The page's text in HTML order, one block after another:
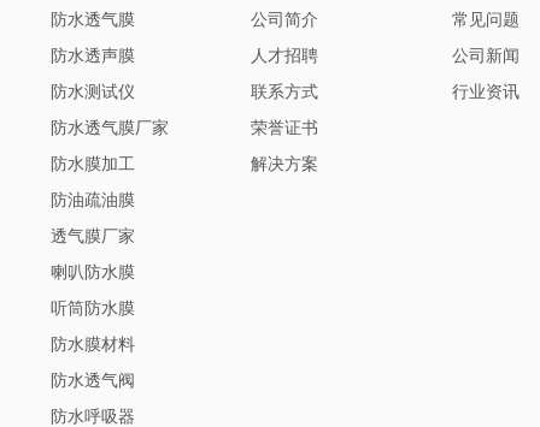
防水透气膜
防水透声膜
防水测试仪
防水透气膜厂家
防水膜加工
防油疏油膜
透气膜厂家
喇叭防水膜
听筒防水膜
防水膜材料
防水透气阀
防水呼吸器
公司简介
人才招聘
联系方式
荣誉证书
解决方案
常见问题
公司新闻
行业资讯